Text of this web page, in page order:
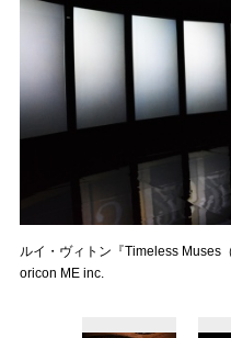
ルイ・ヴィトン『Timeless Muses
oricon ME inc.